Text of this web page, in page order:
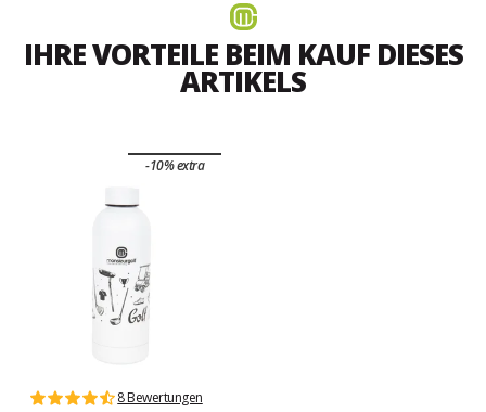
IHRE VORTEILE BEIM KAUF DIESES
ARTIKELS
-10% extra
8 Bewertungen